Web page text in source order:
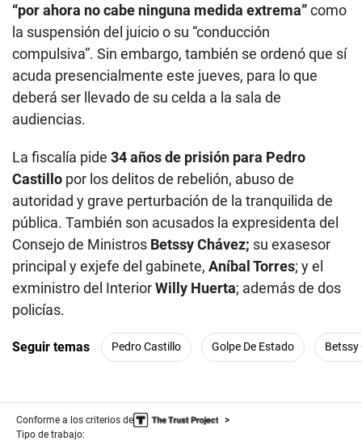
“por ahora no cabe ninguna medida extrema”como
la suspensión del juicio o su “conducción
compulsiva”. Sin embargo, también se ordenó que sí
acuda presencialmente este jueves, para lo que
deberá ser llevado de su celda a la sala de
audiencias.
La fiscalía pide 34 años de prisión para Pedro
Castillo por los delitos de rebelión, abuso de
autoridad y grave perturbación de la tranquilida de
pública. También son acusados la expresidenta del
Consejo de Ministros Betssy Chávez; su exasesor
principal y exjefe del gabinete, Aníbal Torres; y el
exministro del InteriorWilly Huerta; además de dos
policías.
Seguir temas Pedro Castillo Golpe De Estado Betssy
Conforme a los criterios de
Tipo de trabajo: